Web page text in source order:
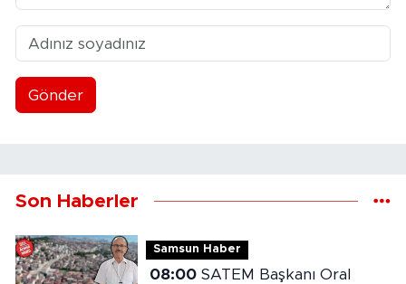
Gönder
Son Haberler
Samsun Haber
08:00SATEM Başkanı Oral